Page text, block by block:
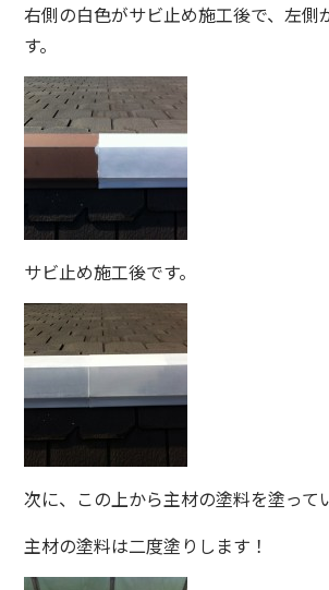
右側の白色がサビ止め施工後で、左側
す。
サビ止め施工後です。
次に、この上から主材の塗料を塗って
主材の塗料は二度塗りします！